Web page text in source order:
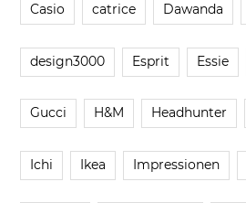
Casio catrice Dawanda
design3000 Esprit Essie
Gucci H&M Headhunter
Ichi Ikea Impressionen